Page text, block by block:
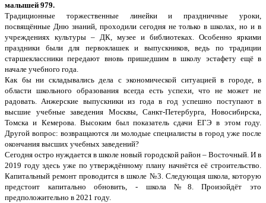
малышей 979.
Традиционные торжественные линейки и праздничные уроки,
посвящённые Дню знаний, проходили сегодня не только в школах, но и в
учреждениях культуры – ДК, музее и библиотеках. Особенно яркими
праздники были для первоклашек и выпускников, ведь по традиции
старшеклассники передают вновь пришедшим в школу эстафету ещё в
начале учебного года.
Как бы ни складывались дела с экономической ситуацией в городе, в
области школьного образования всегда есть успехи, что не может не
радовать. Анжерские выпускники из года в год успешно поступают в
высшие учебные заведения Москвы, Санкт-Петербурга, Новосибирска,
Томска и Кемерова. Высоким был показатель сдачи ЕГЭ в этом году.
Другой вопрос: возвращаются ли молодые специалисты в город уже после
окончания высших учебных заведений?
Сегодня остро нуждается в школе новый городской район – Восточный. И в
2019 году здесь уже по утверждённому плану начнётся её строительство.
Капитальный ремонт проводится в школе №3. Следующая школа, которую
предстоит капитально обновить, - школа №8. Произойдёт это
предположительно в 2021 году.